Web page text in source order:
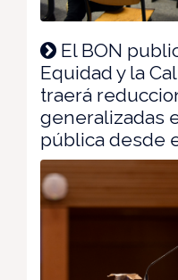
El BON
Equidad y la
traerá
generalizadas
pública desde